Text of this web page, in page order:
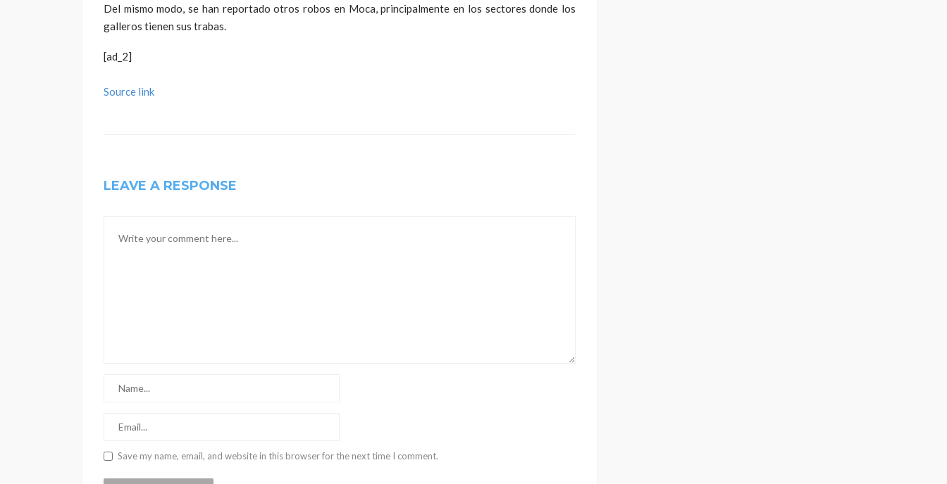
Del mismo modo, se han reportado otros robos en Moca, principalmente en los sectores donde los
galleros tienen sus trabas.
[ad_2]
Source link
LEAVE A RESPONSE
Save my name, email, and website in this browser for the next time I comment.